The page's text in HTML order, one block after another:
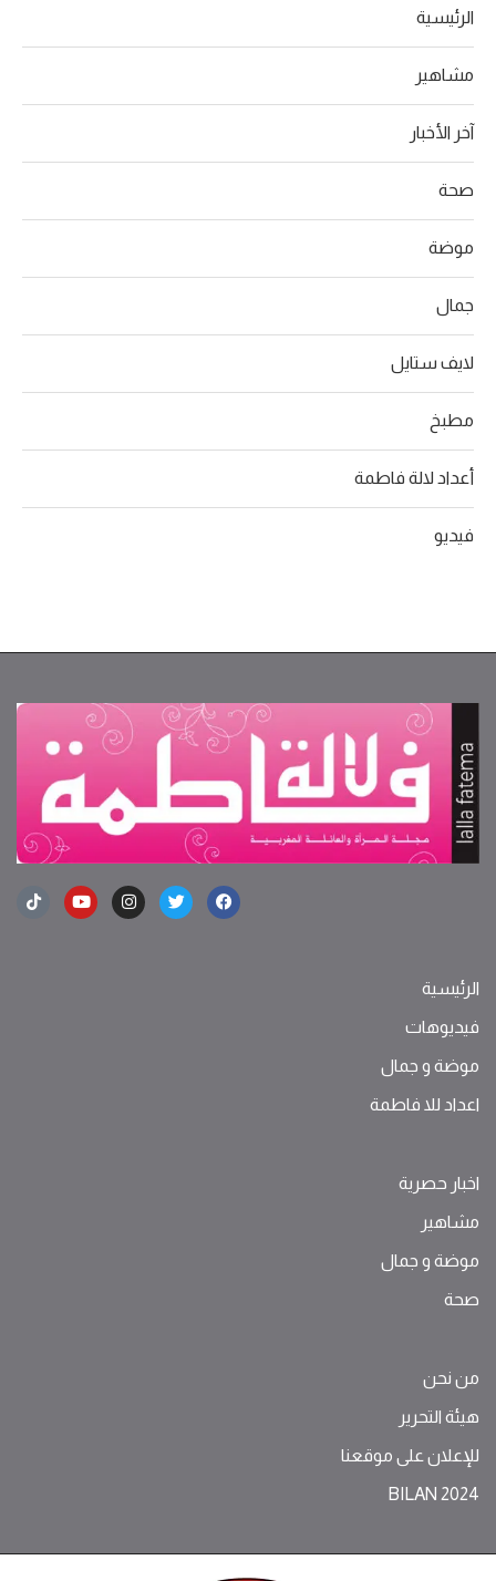
الرئيسية
مشاهير
آخر الأخبار
صحة
موضة
جمال
لايف ستايل
مطبخ
أعداد لالة فاطمة
فيديو
الرئيسية
فيديوهات
موضة ‫و‬ ‫‬‫جمال‬
اعداد للا فاطمة
اخبار حصرية
مشاهير
موضة ‫و‬ ‫‬‫جمال‬
صحة
من نحن
هيئة التحرير
للإعلان على موقعنا
BILAN 2024